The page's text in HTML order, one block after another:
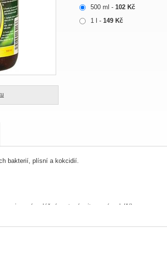
500 ml -102 Kč
1 l -149 Kč
bakterií, plísní a kokcidií.
propionová, mléčná, octová, citronová a další)